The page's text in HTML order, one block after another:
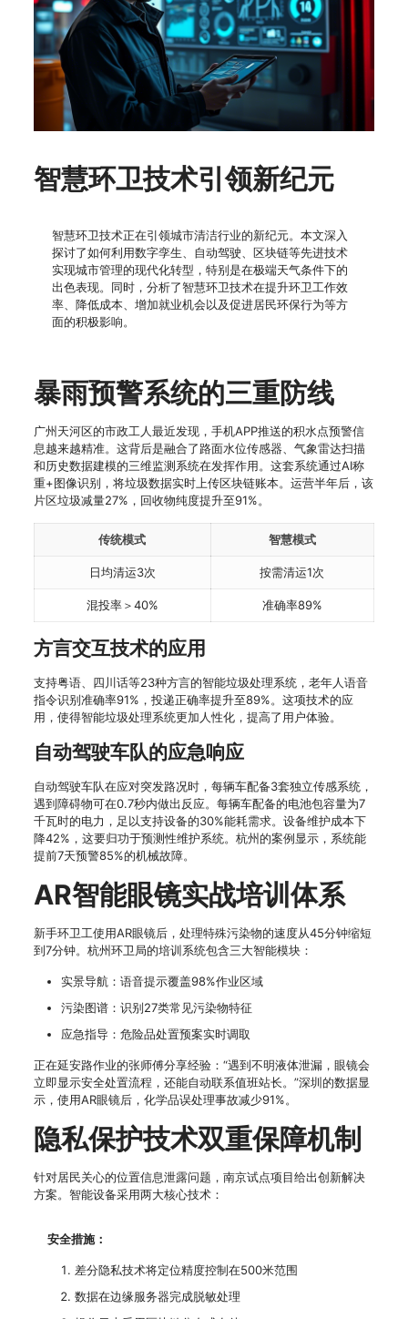
智慧环卫技术引领新纪元
智慧环卫技术正在引领城市清洁行业的新纪元。本文深入
探讨了如何利用数字孪生、自动驾驶、区块链等先进技术
实现城市管理的现代化转型，特别是在极端天气条件下的
出色表现。同时，分析了智慧环卫技术在提升环卫工作效
率、降低成本、增加就业机会以及促进居民环保行为等方
面的积极影响。
暴雨预警系统的三重防线
广州天河区的市政工人最近发现，手机APP推送的积水点预警信
息越来越精准。这背后是融合了路面水位传感器、气象雷达扫描
和历史数据建模的三维监测系统在发挥作用。这套系统通过AI称
重+图像识别，将垃圾数据实时上传区块链账本。运营半年后，该
片区垃圾减量27%，回收物纯度提升至91%。
传统模式 智慧模式
日均清运3次 按需清运1次
混投率＞40% 准确率89%
方言交互技术的应用
支持粤语、四川话等23种方言的智能垃圾处理系统，老年人语音
指令识别准确率91%，投递正确率提升至89%。这项技术的应
用，使得智能垃圾处理系统更加人性化，提高了用户体验。
自动驾驶车队的应急响应
自动驾驶车队在应对突发路况时，每辆车配备3套独立传感系统，
遇到障碍物可在0.7秒内做出反应。每辆车配备的电池包容量为7
千瓦时的电力，足以支持设备的30%能耗需求。设备维护成本下
降42%，这要归功于预测性维护系统。杭州的案例显示，系统能
提前7天预警85%的机械故障。
AR智能眼镜实战培训体系
新手环卫工使用AR眼镜后，处理特殊污染物的速度从45分钟缩短
到7分钟。杭州环卫局的培训系统包含三大智能模块：
实景导航：语音提示覆盖98%作业区域
污染图谱：识别27类常见污染物特征
应急指导：危险品处置预案实时调取
正在延安路作业的张师傅分享经验：“遇到不明液体泄漏，眼镜会
立即显示安全处置流程，还能自动联系值班站长。”深圳的数据显
示，使用AR眼镜后，化学品误处理事故减少91%。
隐私保护技术双重保障机制
针对居民关心的位置信息泄露问题，南京试点项目给出创新解决
方案。智能设备采用两大核心技术：
安全措施：
差分隐私技术将定位精度控制在500米范围
数据在边缘服务器完成脱敏处理